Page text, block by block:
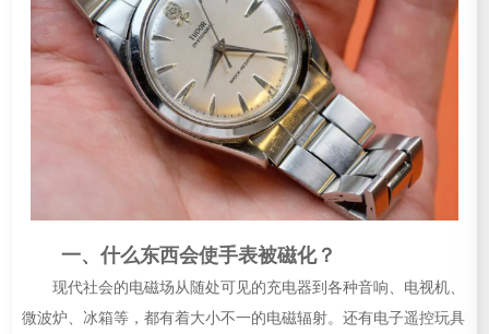
一、什么东西会使手表被磁化？
现代社会的电磁场从随处可见的充电器到各种音响、电视机、
微波炉、冰箱等，都有着大小不一的电磁辐射。还有电子遥控玩具